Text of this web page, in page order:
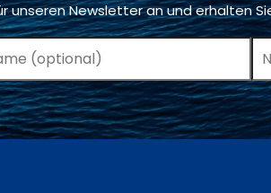
unseren Newsletter an und erhalten